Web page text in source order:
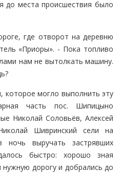
до места происшествия было
где отворот на деревню
«Приоры». - Пока топливо
нам не вытолкать машину.
которое могло выполнить эту
часть пос. Шипицыно
Николай Соловьёв, Алексей
Шивринский сели на
выручать застрявших
быстро: хорошо зная
дорогу и добрались до